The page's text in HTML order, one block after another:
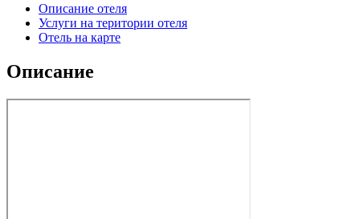
Описание отеля
Услуги на територии отеля
Отель на карте
Описание